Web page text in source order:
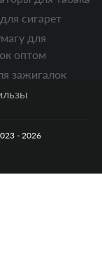
сигарет
для
оптом
зажигалок
- 2026